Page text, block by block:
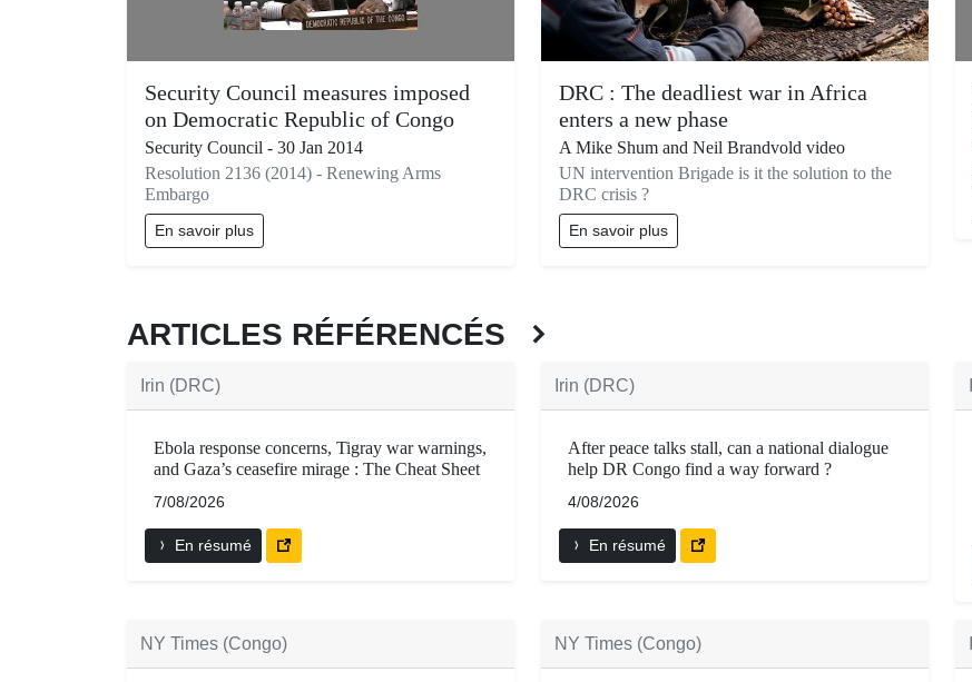
Security Council measures imposed
on Democratic Republic of Congo
Security Council - 30 Jan 2014
Resolution 2136 (2014) - Renewing Arms
Embargo
En savoir plus
DRC : The deadliest war in Africa
enters a new phase
A Mike Shum and Neil Brandvold video
UN intervention Brigade is it the solution to the
DRC crisis ?
En savoir plus
ARTICLES RÉFÉRENCÉS
Irin (DRC)
Ebola response concerns, Tigray war warnings,
and Gaza’s ceasefire mirage : The Cheat Sheet
7/08/2026
En résumé
Irin (DRC)
After peace talks stall, can a national dialogue
help DR Congo find a way forward ?
4/08/2026
En résumé
NY Times (Congo) NY Times (Congo)